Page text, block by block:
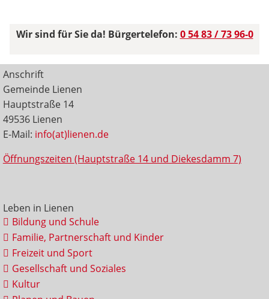
Wir sind für Sie da! Bürgertelefon: 0 54 83 / 73 96-0
Anschrift
Gemeinde Lienen
Hauptstraße 14
49536 Lienen
E-Mail: info(at)lienen.de
Öffnungszeiten (Hauptstraße 14 und Diekesdamm 7)
Leben in Lienen
Bildung und Schule
Familie, Partnerschaft und Kinder
Freizeit und Sport
Gesellschaft und Soziales
Kultur